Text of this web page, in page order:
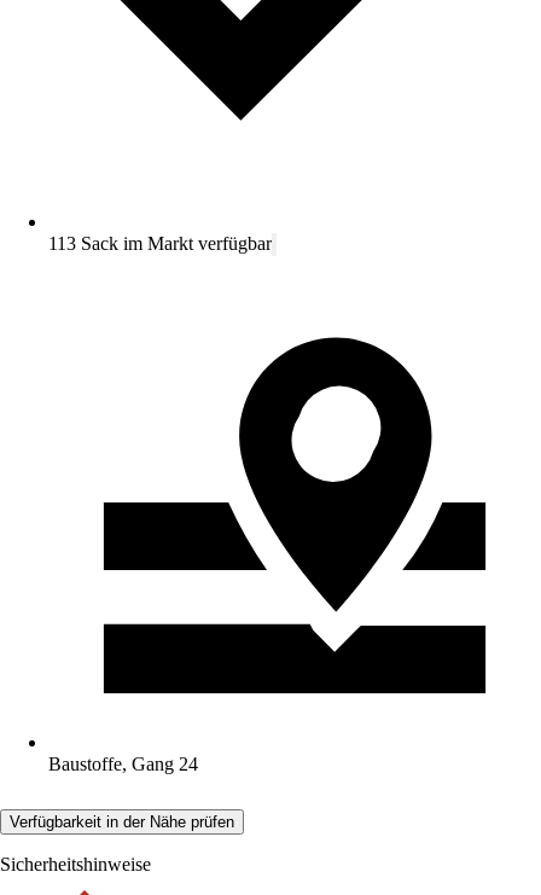
113 Sack im Markt verfügbar
Baustoffe, Gang 24
Verfügbarkeit in der Nähe prüfen
Sicherheitshinweise